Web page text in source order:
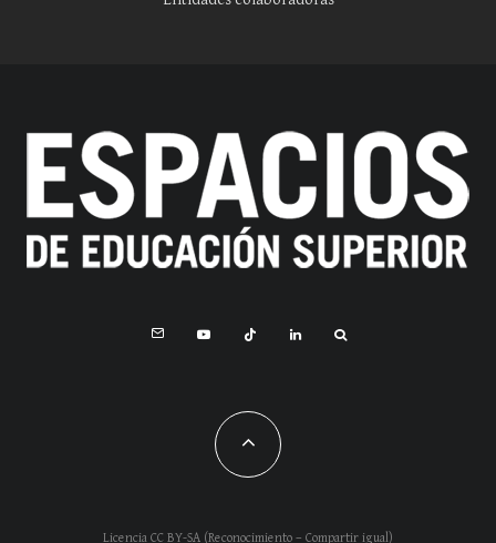
Licencia CC BY-SA (Reconocimiento – Compartir igual)